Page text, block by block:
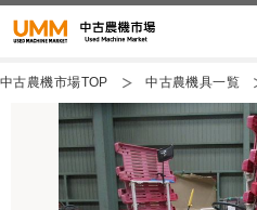
中古農機市場TOP 中古農機具一覧